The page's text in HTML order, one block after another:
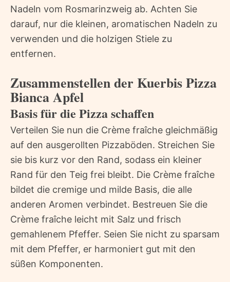
Nadeln vom Rosmarinzweig ab. Achten Sie
darauf, nur die kleinen, aromatischen Nadeln zu
verwenden und die holzigen Stiele zu
entfernen.
Zusammenstellen der Kuerbis Pizza
Bianca Apfel
Basis für die Pizza schaffen
Verteilen Sie nun die Crème fraîche gleichmäßig
auf den ausgerollten Pizzaböden. Streichen Sie
sie bis kurz vor den Rand, sodass ein kleiner
Rand für den Teig frei bleibt. Die Crème fraîche
bildet die cremige und milde Basis, die alle
anderen Aromen verbindet. Bestreuen Sie die
Crème fraîche leicht mit Salz und frisch
gemahlenem Pfeffer. Seien Sie nicht zu sparsam
mit dem Pfeffer, er harmoniert gut mit den
süßen Komponenten.